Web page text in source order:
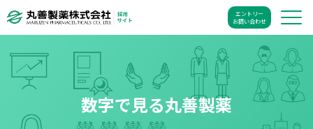
エントリー
お問い合わせ
数字で見る丸善製薬